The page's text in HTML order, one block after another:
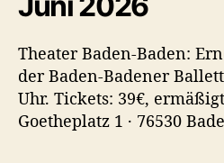
Theater Baden-Baden:
der Baden-Badener
Uhr. Tickets: 39€,
Goetheplatz 1 · 76530